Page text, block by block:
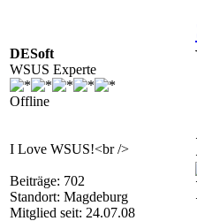
DESoft
WSUS Experte
Offline
I Love WSUS!<br />
Beiträge: 702
Standort: Magdeburg
Mitglied seit: 24.07.08